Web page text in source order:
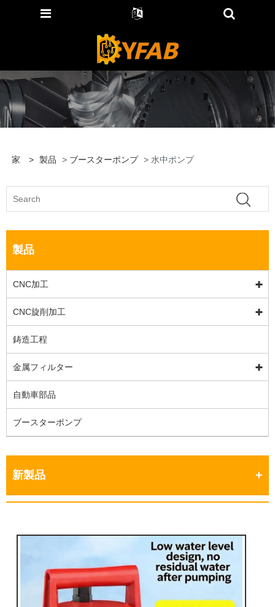
家 > 製品 > ブースターポンプ > 水中ポンプ
製品
CNC加工
CNC旋削加工
鋳造工程
金属フィルター
自動車部品
ブースターポンプ
新製品